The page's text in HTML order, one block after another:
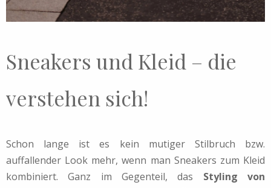
Sneakers und Kleid – die
verstehen sich!
Schon lange ist es kein mutiger Stilbruch bzw.
auffallender Look mehr, wenn man Sneakers zum Kleid
kombiniert. Ganz im Gegenteil, das Styling von